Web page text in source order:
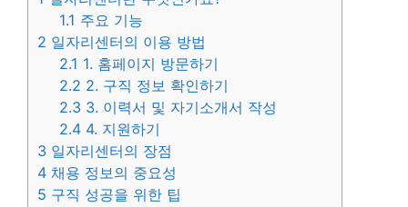
1.1 주요 기능
2 일자리센터의 이용 방법
2.1 1. 홈페이지 방문하기
2.2 2. 구직 정보 확인하기
2.3 3. 이력서 및 자기소개서 작성
2.4 4. 지원하기
3 일자리센터의 장점
4 채용 정보의 중요성
5 구직 성공을 위한 팁